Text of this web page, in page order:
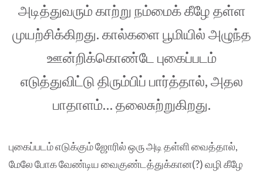
அடித்துவரும் காற்று நம்மைக் கீழே தள்ள
முயற்சிக்கிறது. கால்களை பூமியில் அழுந்த
ஊன்றிக்கொண்டே புகைப்படம்
எடுத்துவிட்டு திரும்பிப் பார்த்தால், அதல
பாதாளம்… தலைசுற்றுகிறது.
புகைப்படம் எடுக்கும் ஜோரில் ஒரு அடி தள்ளி வைத்தால்,
மேலே போக வேண்டிய வைகுண்டத்துக்கான(?) வழி கீழே